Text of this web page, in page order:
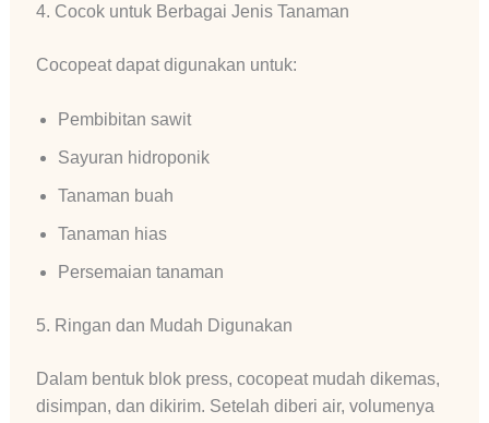
4. Cocok untuk Berbagai Jenis Tanaman
Cocopeat dapat digunakan untuk:
Pembibitan sawit
Sayuran hidroponik
Tanaman buah
Tanaman hias
Persemaian tanaman
5. Ringan dan Mudah Digunakan
Dalam bentuk blok press, cocopeat mudah dikemas,
disimpan, dan dikirim. Setelah diberi air, volumenya